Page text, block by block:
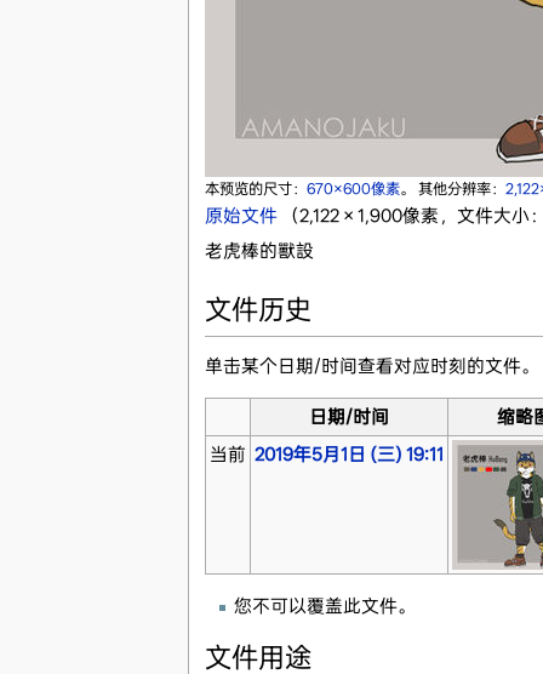
本预览的尺寸： 670×600像素。 其他分辨率：
原始文件‎
（2,122 × 1,900像素，文件大
老虎棒的獸設
文件历史
单击某个日期/时间查看对应时刻的文件。
日期/时间
缩略
当前 2019年5月1日 (三) 19:11
您不可以覆盖此文件。
文件用途